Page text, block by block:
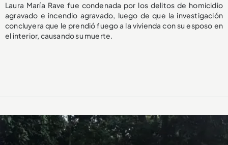
Laura María Rave fue condenada por los delitos de homicidio
agravado e incendio agravado, luego de que la investigación
concluyera que le prendió fuego a la vivienda con su esposo en
el interior, causando su muerte.